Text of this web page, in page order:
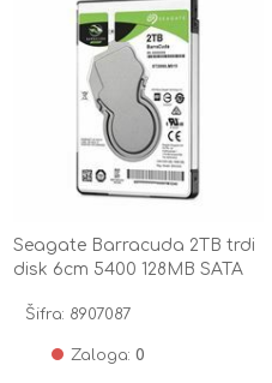
Seagate Barracuda 2TB trdi
disk 6cm 5400 128MB SATA
Šifra: 8907087
Zaloga: 0